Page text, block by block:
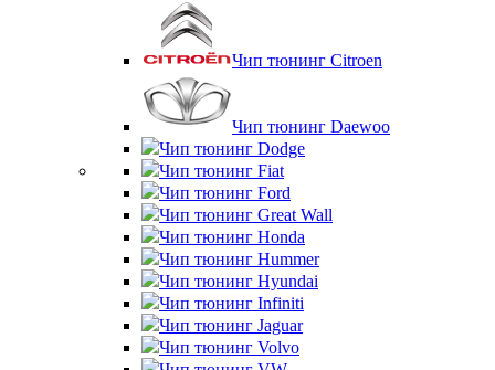
Чип тюнинг Citroen
Чип тюнинг Daewoo
Чип тюнинг Dodge
Чип тюнинг Fiat
Чип тюнинг Ford
Чип тюнинг Great Wall
Чип тюнинг Honda
Чип тюнинг Hummer
Чип тюнинг Hyundai
Чип тюнинг Infiniti
Чип тюнинг Jaguar
Чип тюнинг Volvo